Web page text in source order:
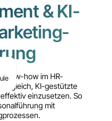
& KI-
how im HR-
zugleich, KI-gestützte
einzusetzen. So
mit